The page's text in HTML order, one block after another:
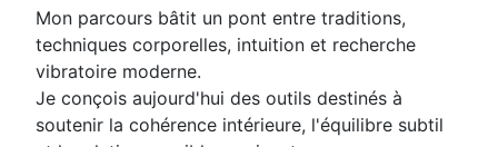
Mon parcours bâtit un pont entre traditions,
techniques corporelles, intuition et recherche
vibratoire moderne.
Je conçois aujourd'hui des outils destinés à
soutenir la cohérence intérieure, l'équilibre subtil